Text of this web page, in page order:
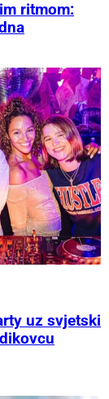
ritmom:
uz svjetski